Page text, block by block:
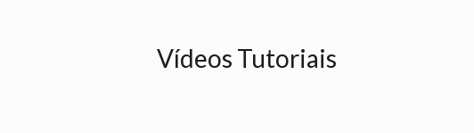
Vídeos Tutoriais